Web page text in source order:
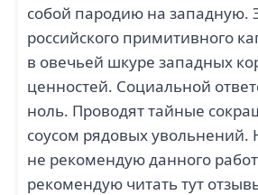
собой пародию на западную.
российского примитивного
в овечьей шкуре западных
ценностей. Социальной
ноль. Проводят тайные
соусом рядовых увольнений.
не рекомендую данного
рекомендую читать тут